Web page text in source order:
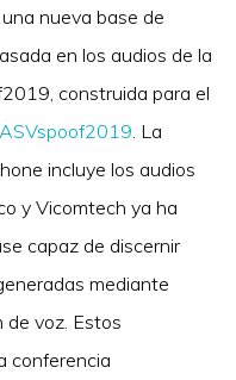
nueva base de
en los audios de la
construida para el
ASVspoof2019. La
incluye los audios
y Vicomtech ya ha
capaz de discernir
mediante
de voz. Estos
conferencia